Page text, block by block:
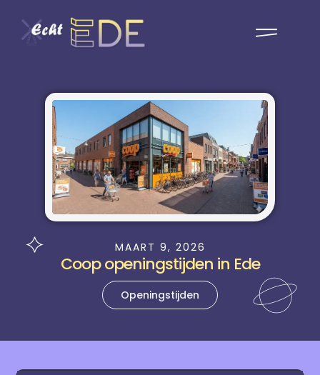
MAART 9, 2026
Coop openingstijden in Ede
Openingstijden